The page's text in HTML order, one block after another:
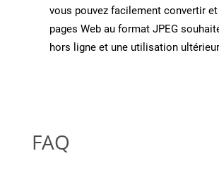
vous pouvez facilement convertir
pages Web au format JPEG
hors ligne et une utilisation
FAQ